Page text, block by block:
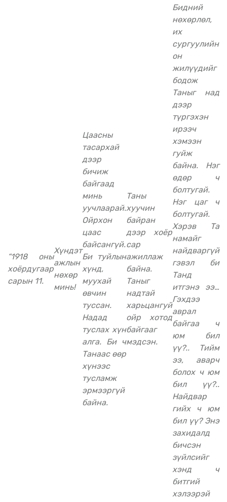
“1918 оны
хоёрдугаар
сарын 11.
Хүндэт
ажлын
нөхөр
минь!
Цаасны
тасархай
дээр
бичиж
байгаад
минь
уучлаарай.
Ойрхон
цаас
байсангүй.
Би туйлын
хүнд,
муухай
өвчин
туссан.
Надад
туслах хүн
алга. Би ч
Танаас өөр
хүнээс
тусламж
эрмээргүй
байна.
Таны
хуучин
байран
дээр хоёр
сар
ажиллаж
байна.
Таныг
надтай
харьцангуй
ойр хотод
байгааг
мэдсэн.
Бидний
нөхөрлөл,
их
сургуулийн
он
жилүүдийг
бодож
Таныг над
дээр
түргэхэн
ирээч
хэмээн
гуйж
байна. Нэг
өдөр ч
болтугай.
Нэг цаг ч
болтугай.
Хэрэв Та
намайг
найдваргүй
гэвэл би
Танд
итгэнэ ээ…
Гэхдээ
аврал
байгаа ч
юм бил
үү?.. Тийм
ээ, аварч
болох ч юм
бил үү?..
Найдвар
гийх ч юм
бил үү? Энэ
захидалд
бичсэн
зүйлсийг
хэнд ч
битгий
хэлээрэй